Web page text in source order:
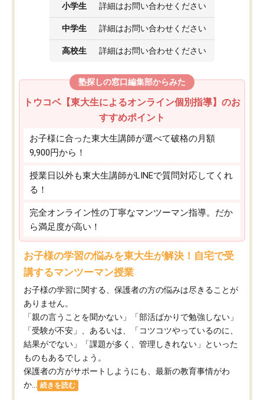
小学生 詳細はお問い合わせください
中学生 詳細はお問い合わせください
高校生 詳細はお問い合わせください
塾探しの窓口編集部からみた
トウコベ【東大生によるオンライン個別指導】のお
すすめポイント
お子様に合った東大生講師が選べて破格の月額
9,900円から！
授業日以外も東大生講師がLINEで質問対応してくれ
る！
完全オンライン性の丁寧なマンツーマン指導。だか
ら満足度が高い！
お子様の学習の悩みを東大生が解決！自宅で受
講するマンツーマン授業
お子様の学習に関する、保護者の方の悩みは尽きることが
ありません。
「親の言うことを聞かない」「部活ばかりで勉強しない」
「受験が不安」、あるいは、「コツコツやっているのに、
結果がでない」「課題が多く、管理しきれない」といった
ものもあるでしょう。
保護者の方がサポートしようにも、最新の教育事情がわ
か...
続きを読む